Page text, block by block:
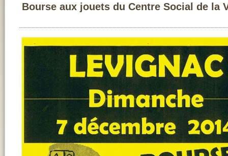
Bourse aux jouets du Centre Social de la